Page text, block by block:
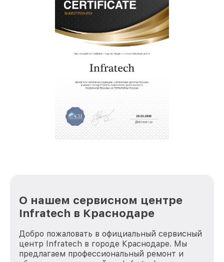
современное оборудование и
лицензированное ПО в ремонтно-
диагностических мастерских;
собственный склад комплектующих, что
позволяет сократить сроки
восстановительных работ;
услуги курьера для владельцев
крупногабаритной техники, которые
обеспечат доставку устройств в сервис в
полной сохранности и бесплатно.
положительные отзывы и обрели отличную
репутацию. Мы постоянно совершенствуемся и
О нашем сервисном центре
Infratech в Краснодаре
Добро пожаловать в официальный сервисный
центр Infratech в городе Краснодаре. Мы
предлагаем профессиональный ремонт и